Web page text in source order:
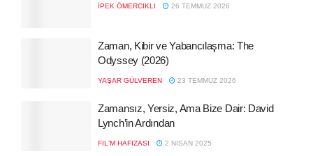
İPEK ÖMERCIKLI 26 TEMMUZ 2026
Zaman, Kibir ve Yabancılaşma: The
Odyssey (2026)
YAŞAR GÜLVEREN 23 TEMMUZ 2026
Zamansız, Yersiz, Ama Bize Dair: David
Lynch’in Ardından
FIL'M HAFIZASI 2 NISAN 2025